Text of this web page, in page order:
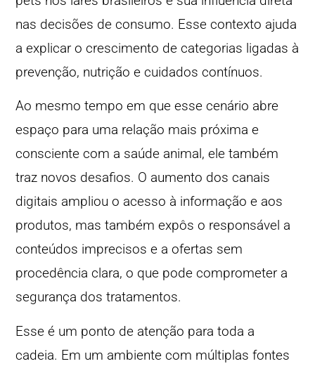
nas decisões de consumo. Esse contexto ajuda
a explicar o crescimento de categorias ligadas à
prevenção, nutrição e cuidados contínuos.
Ao mesmo tempo em que esse cenário abre
espaço para uma relação mais próxima e
consciente com a saúde animal, ele também
traz novos desafios. O aumento dos canais
digitais ampliou o acesso à informação e aos
produtos, mas também expôs o responsável a
conteúdos imprecisos e a ofertas sem
procedência clara, o que pode comprometer a
segurança dos tratamentos.
Esse é um ponto de atenção para toda a
cadeia. Em um ambiente com múltiplas fontes